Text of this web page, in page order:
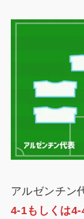
アルゼンチン
4-1もしくは4-